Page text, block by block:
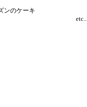
ケーキ